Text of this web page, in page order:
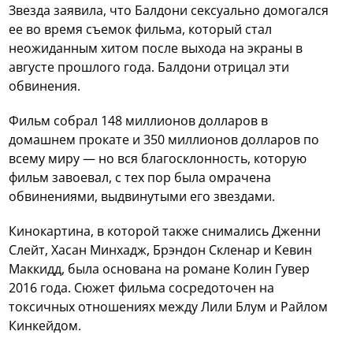
Звезда заявила, что Балдони сексуально домогался
ее во время съемок фильма, который стал
неожиданным хитом после выхода на экраны в
августе прошлого года. Балдони отрицал эти
обвинения.
Фильм собрал 148 миллионов долларов в
домашнем прокате и 350 миллионов долларов по
всему миру — но вся благосклонность, которую
фильм завоевал, с тех пор была омрачена
обвинениями, выдвинутыми его звездами.
Кинокартина, в которой также снимались Дженни
Слейт, Хасан Минхадж, Брэндон Скленар и Кевин
Маккидд, была основана на романе Колин Гувер
2016 года. Сюжет фильма сосредоточен на
токсичных отношениях между Лили Блум и Райлом
Кинкейдом.